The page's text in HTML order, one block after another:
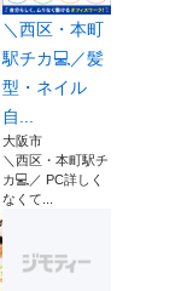
＼西区・本町
駅チカ💻／髪
型・ネイル
自...
大阪市
＼西区・本町駅チ
カ💻／ PC詳しく
なくて...